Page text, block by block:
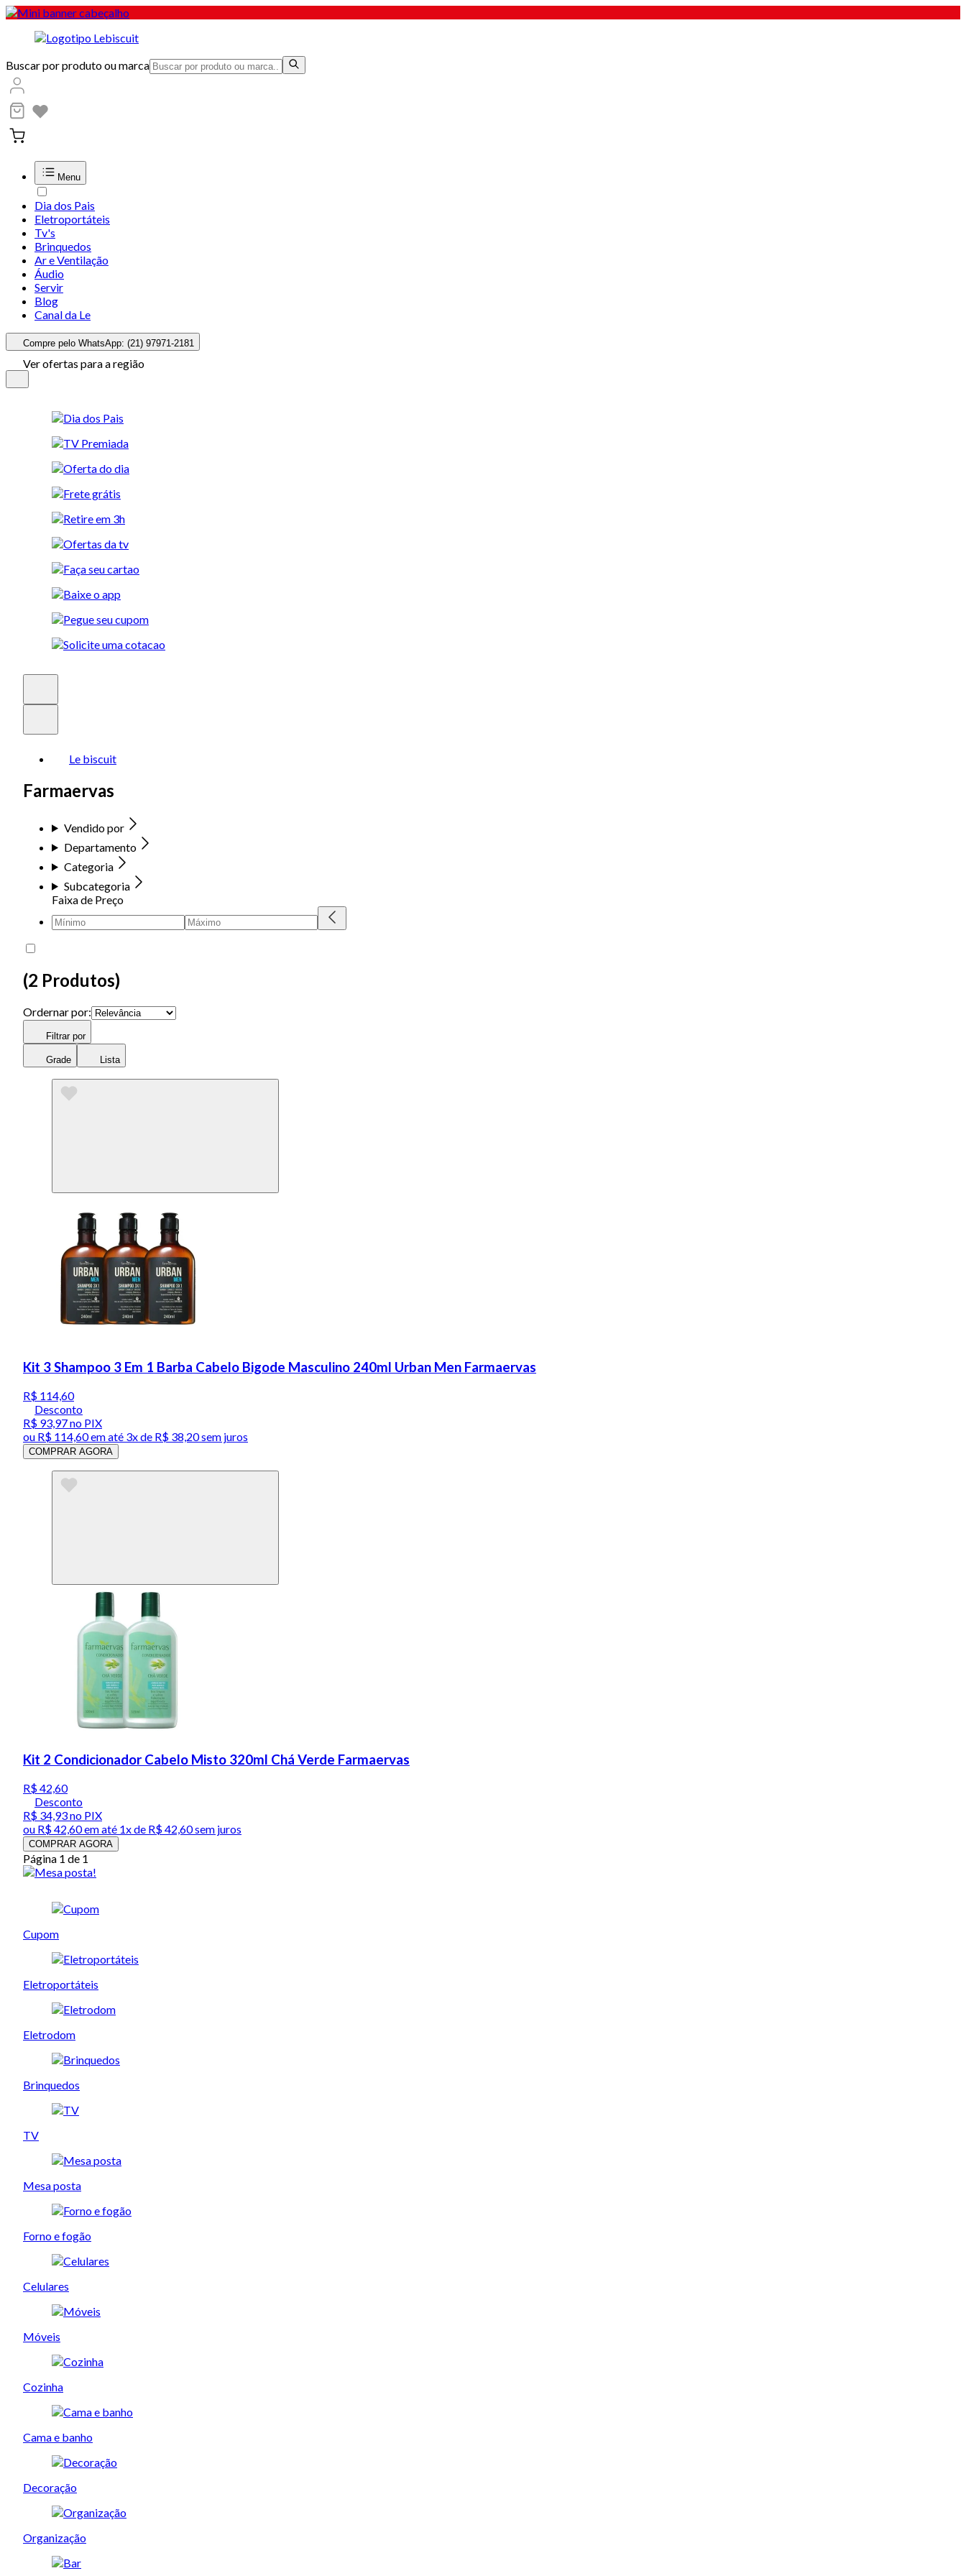
Buscar por produto ou marca
Menu
Dia dos Pais
Eletroportáteis
Tv's
Brinquedos
Ar e Ventilação
Áudio
Servir
Blog
Canal da Le
Compre pelo WhatsApp: (21) 97971-2181
Ver ofertas para a região
Le biscuit
Farmaervas
Vendido por
Departamento
Categoria
Subcategoria
Faixa de Preço
(2 Produtos)
Ordernar por:
Filtrar por
Grade Lista
Kit 3 Shampoo 3 Em 1 Barba Cabelo Bigode Masculino 240ml Urban Men Farmaervas
R$ 114,60
Desconto
R$ 93,97no PIX
ou R$ 114,60em até 3x de R$ 38,20 sem juros
COMPRAR AGORA
Kit 2 Condicionador Cabelo Misto 320ml Chá Verde Farmaervas
R$ 42,60
Desconto
R$ 34,93no PIX
ou R$ 42,60em até 1x de R$ 42,60sem juros
COMPRAR AGORA
Página 1 de 1
Cupom
Eletroportáteis
Eletrodom
Brinquedos
TV
Mesa posta
Forno e fogão
Celulares
Móveis
Cozinha
Cama e banho
Decoração
Organização